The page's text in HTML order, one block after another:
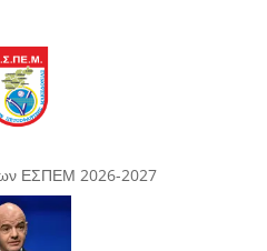
ΕΣΠΕΜ 2026-2027